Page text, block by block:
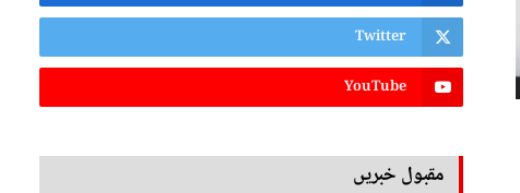
Twitter
YouTube
مقبول خبریں